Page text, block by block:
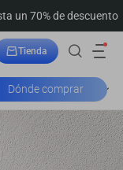
un 70% de descuento
Tienda
Dónde comprar